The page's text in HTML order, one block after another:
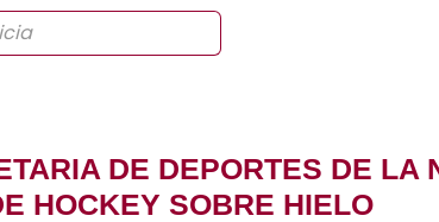
DE DEPORTES DE LA
HOCKEY SOBRE HIELO